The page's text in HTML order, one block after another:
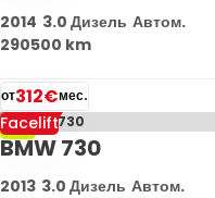
2014 3.0 Дизель Автом.
290500 km
от312€мес.
-7%
Facelift
BMW 730
2013 3.0 Дизель Автом.